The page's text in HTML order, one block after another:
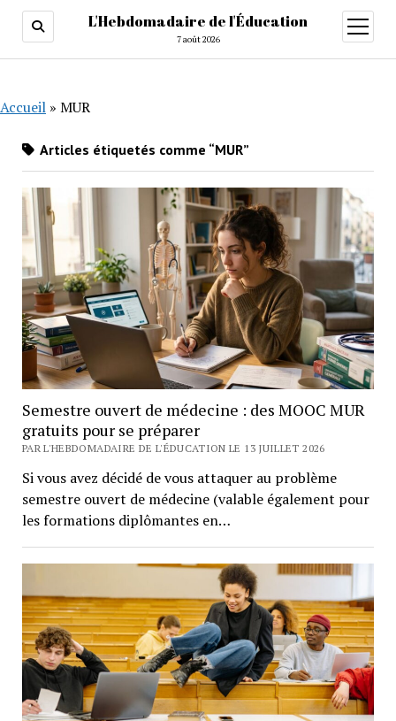
L'Hebdomadaire de l'Éducation
7 août 2026
ouvrir
menu
Accueil » MUR
Articles étiquetés comme “MUR”
Semestre ouvert de médecine : des MOOC MUR
gratuits pour se préparer
PAR L'HEBDOMADAIRE DE L'ÉDUCATION LE 13 JUILLET 2026
Si vous avez décidé de vous attaquer au problème
semestre ouvert de médecine (valable également pour
les formations diplômantes en…